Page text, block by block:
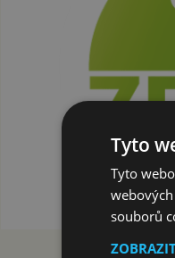
Tyto
Tyto
souborů